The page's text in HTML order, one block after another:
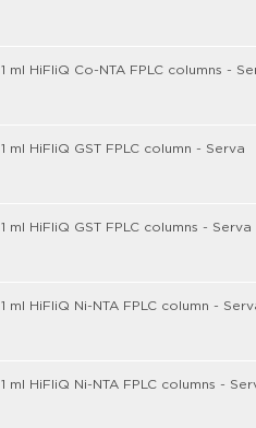
1 ml HiFliQ Co-NTA FPLC columns -
1 ml HiFliQ GST FPLC column - Serva
1 ml HiFliQ GST FPLC columns - Serva
1 ml HiFliQ Ni-NTA FPLC column -
1 ml HiFliQ Ni-NTA FPLC columns -